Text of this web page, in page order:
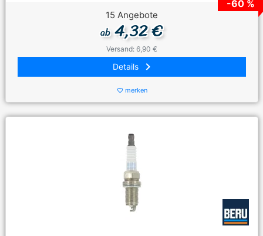
-60 %
15 Angebote
ab4,32 €
Versand: 6,90 €
Details keyboard_arrow_right
favorite_border merken